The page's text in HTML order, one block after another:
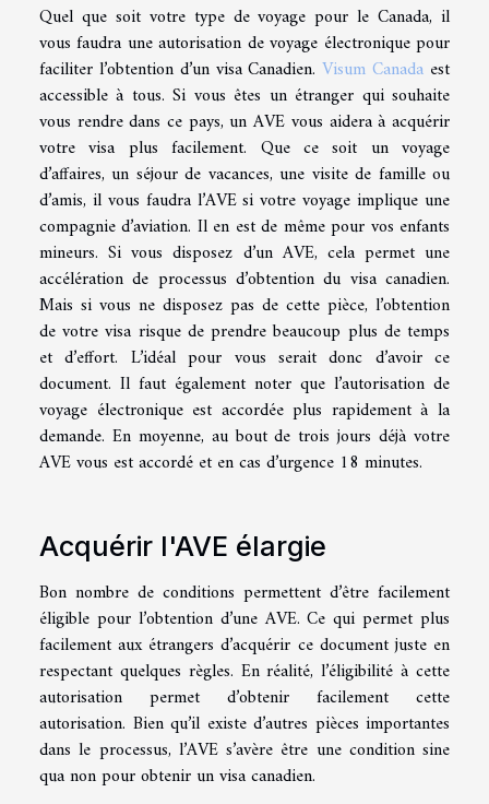
Quel que soit votre type de voyage pour le Canada, il
vous faudra une autorisation de voyage électronique pour
faciliter l’obtention d’un visa Canadien.Visum Canada est
accessible à tous. Si vous êtes un étranger qui souhaite
vous rendre dans ce pays, un AVE vous aidera à acquérir
votre visa plus facilement. Que ce soit un voyage
d’affaires, un séjour de vacances, une visite de famille ou
d’amis, il vous faudra l’AVE si votre voyage implique une
compagnie d’aviation. Il en est de même pour vos enfants
mineurs. Si vous disposez d’un AVE, cela permet une
accélération de processus d’obtention du visa canadien.
Mais si vous ne disposez pas de cette pièce, l’obtention
de votre visa risque de prendre beaucoup plus de temps
et d’effort. L’idéal pour vous serait donc d’avoir ce
document. Il faut également noter que l’autorisation de
voyage électronique est accordée plus rapidement à la
demande. En moyenne, au bout de trois jours déjà votre
AVE vous est accordé et en cas d’urgence 18 minutes.
Acquérir l'AVE élargie
Bon nombre de conditions permettent d’être facilement
éligible pour l’obtention d’une AVE. Ce qui permet plus
facilement aux étrangers d’acquérir ce document juste en
respectant quelques règles. En réalité, l’éligibilité à cette
autorisation permet d’obtenir facilement cette
autorisation. Bien qu’il existe d’autres pièces importantes
dans le processus, l’AVE s’avère être une condition sine
qua non pour obtenir un visa canadien.